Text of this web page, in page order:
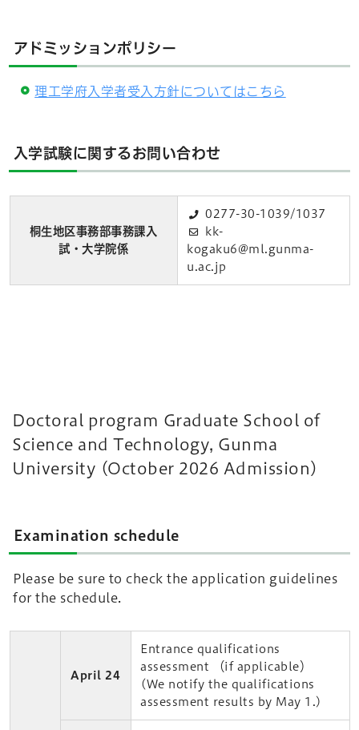
アドミッションポリシー
理工学府入学者受入方針についてはこちら
入学試験に関するお問い合わせ
桐生地区事務部事務課入
試・大学院係
0277-30-1039/1037
kk-
kogaku6@ml.gunma-
u.ac.jp
Doctoral program Graduate School of
Science and Technology, Gunma
University (October 2026 Admission)
Examination schedule
Please be sure to check the application guidelines
for the schedule.
April 24
Entrance qualifications
assessment （if applicable）
(We notify the qualifications
assessment results by May 1.)